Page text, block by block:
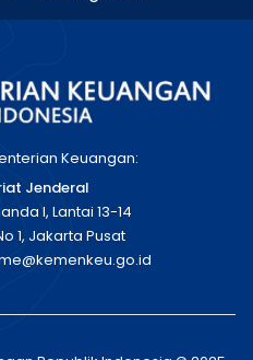
Keuangan:
Jenderal
I, Lantai 13-14
1, Jakarta Pusat